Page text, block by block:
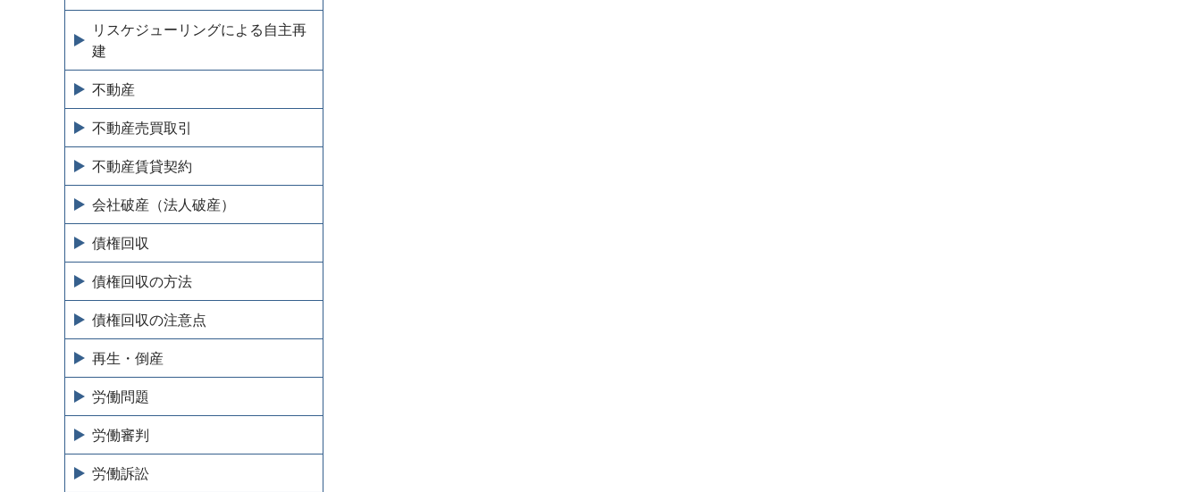
リスケジューリングによる自主再
建
不動産
不動産売買取引
不動産賃貸契約
会社破産（法人破産）
債権回収
債権回収の方法
債権回収の注意点
再生・倒産
労働問題
労働審判
労働訴訟